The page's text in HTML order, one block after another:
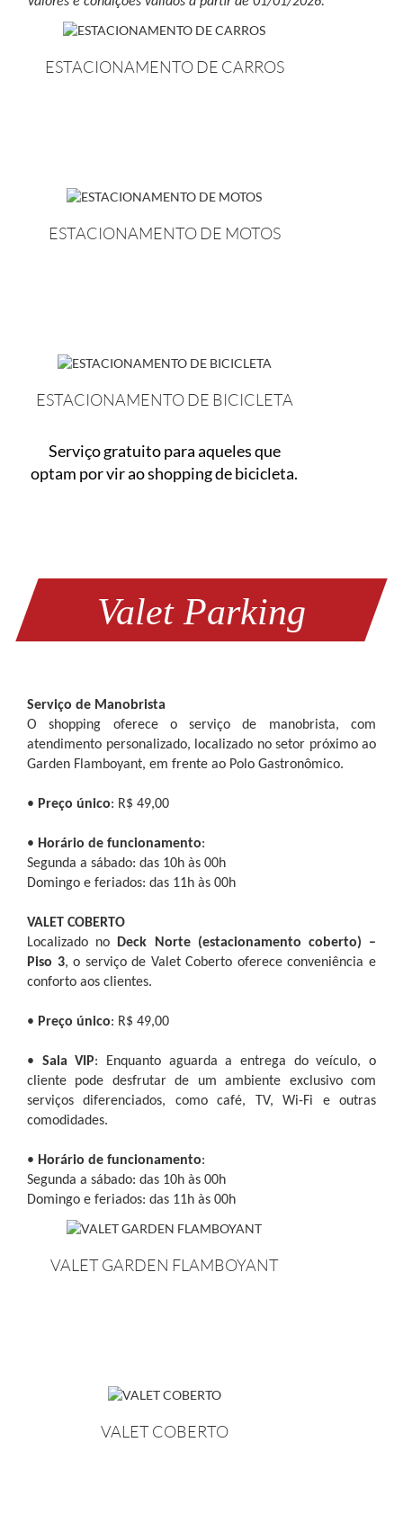
ESTACIONAMENTO DE CARROS
ESTACIONAMENTO DE MOTOS
ESTACIONAMENTO DE BICICLETA
Serviço gratuito para aqueles que
optam por vir ao shopping de bicicleta.
Valet Parking
Serviço de Manobrista
O shopping oferece o serviço de manobrista, com
atendimento personalizado, localizado no setor próximo ao
Garden Flamboyant, em frente ao Polo Gastronômico.
• Preço único: R$ 49,00
• Horário de funcionamento:
Segunda a sábado: das 10h às 00h
Domingo e feriados: das 11h às 00h
VALET COBERTO
Localizado no
Deck Norte (estacionamento coberto) –
Piso 3, o serviço de Valet Coberto oferece conveniência e
conforto aos clientes.
• Preço único: R$ 49,00
• Sala VIP: Enquanto aguarda a entrega do veículo, o
cliente pode desfrutar de um ambiente exclusivo com
serviços diferenciados, como café, TV, Wi-Fi e outras
comodidades.
• Horário de funcionamento:
Segunda a sábado: das 10h às 00h
Domingo e feriados: das 11h às 00h
VALET GARDEN FLAMBOYANT
VALET COBERTO